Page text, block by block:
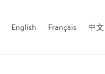
English Français 中文